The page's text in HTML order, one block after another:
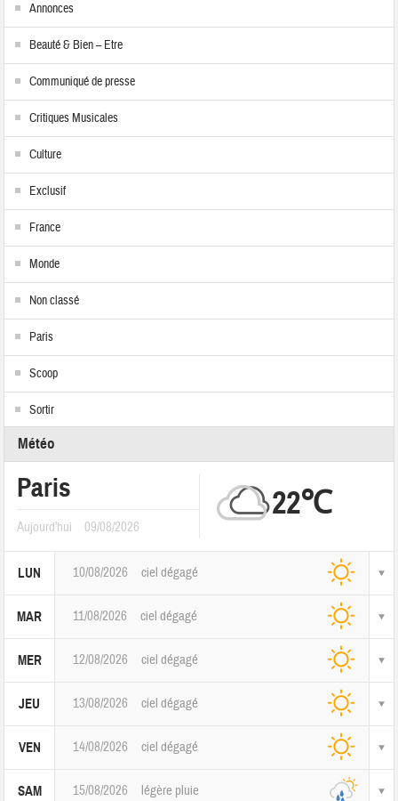
Annonces
Beauté & Bien – Etre
Communiqué de presse
Critiques Musicales
Culture
Exclusif
France
Monde
Non classé
Paris
Scoop
Sortir
Météo
Paris
Aujourd'hui 09/08/2026
22℃
LUN 10/08/2026 ciel dégagé
MAR 11/08/2026 ciel dégagé
MER 12/08/2026 ciel dégagé
JEU 13/08/2026 ciel dégagé
VEN 14/08/2026 ciel dégagé
SAM 15/08/2026 légère pluie